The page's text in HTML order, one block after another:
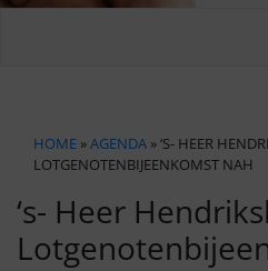
HOME »AGENDA » ‘S- HEER
LOTGENOTENBIJEENKOMST NAH
‘s- Heer